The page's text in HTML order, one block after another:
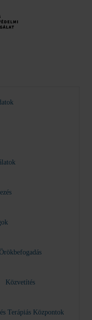
Közvetítés
Terápiás Központok